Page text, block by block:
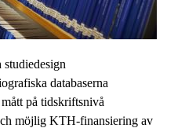
databaserna
på tidskriftsnivå
möjlig KTH-finansiering av